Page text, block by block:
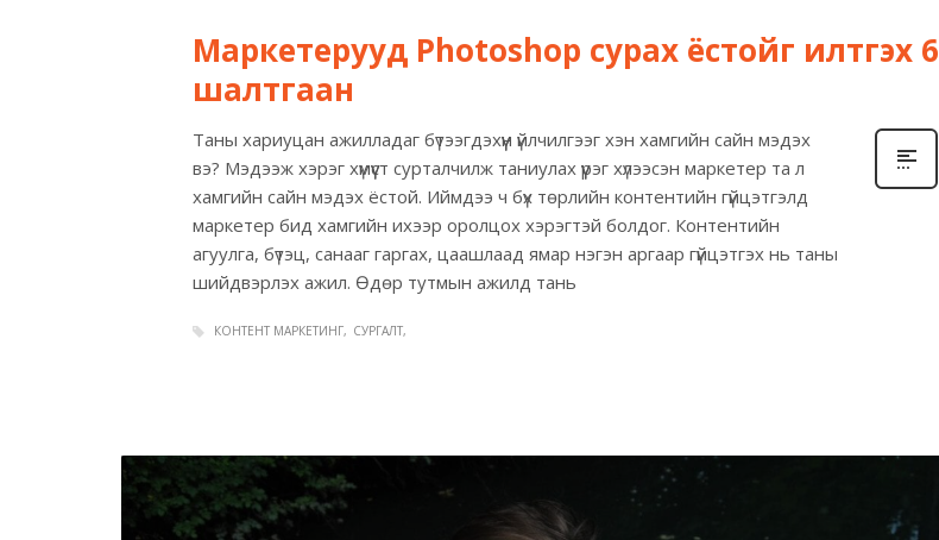
Маркетерууд Photoshop сурах ёстойг илтгэх 6
шалтгаан
Таны хариуцан ажилладаг бүтээгдэхүүн үйлчилгээг хэн хамгийн сайн мэдэх
вэ? Мэдээж хэрэг хүмүүст сурталчилж таниулах үүрэг хүлээсэн маркетер та л
хамгийн сайн мэдэх ёстой. Иймдээ ч бүх төрлийн контентийн гүйцэтгэлд
маркетер бид хамгийн ихээр оролцох хэрэгтэй болдог. Контентийн
агуулга, бүтэц, санааг гаргах, цаашлаад ямар нэгэн аргаар гүйцэтгэх нь таны
шийдвэрлэх ажил. Өдөр тутмын ажилд тань
КОНТЕНТ МАРКЕТИНГ СУРГАЛТ